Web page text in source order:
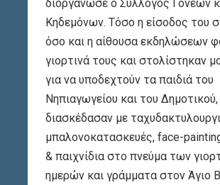
διοργάνωσε ο Σύλλογος Γονέων
Κηδεμόνων. Τόσο η είσοδος του
όσο και η αίθουσα εκδηλώσεων
γιορτινά τους και στολίστηκαν
για να υποδεχτούν τα παιδιά του
Νηπιαγωγείου και του
διασκέδασαν με
μπαλονοκατασκευές, face-
& παιχνίδια στο πνεύμα των
ημερών και γράμματα στον Άγιο